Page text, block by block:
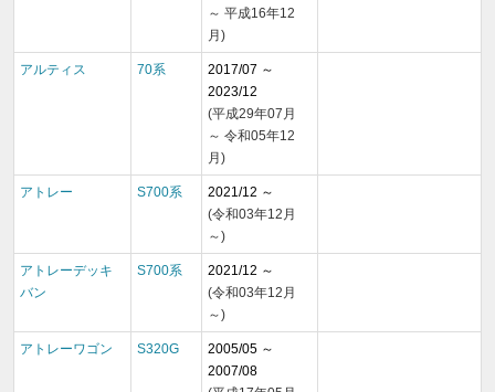
～ 平成16年12
月)
アルティス 70系
2017/07 ～
2023/12
(平成29年07月
～ 令和05年12
月)
アトレー S700系
2021/12 ～
(令和03年12月
～)
アトレーデッキ
バン
S700系
2021/12 ～
(令和03年12月
～)
アトレーワゴン S320G
2005/05 ～
2007/08